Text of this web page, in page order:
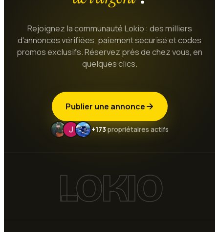
Rejoignez la communauté Lokio : des milliers
d'annonces vérifiées, paiement sécurisé et codes
promos exclusifs. Réservez près de chez vous, en
quelques clics.
Publier une annonce
+173 propriétaires actifs
LOKIO